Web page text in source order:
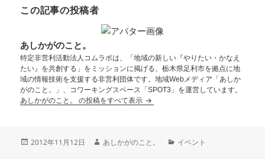
この記事の投稿者
あしかがのこと。
特定非営利活動法人コムラボは、「地域の新しい『やりたい・かなえ
たい』を共創する」をミッションに掲げる、栃木県足利市を拠点に地
域の情報技術を支援する非営利団体です。地域Webメディア「あしか
がのこと。」、コワーキングスペース「SPOT3」を運営しています。
あしかがのこと。 の投稿をすべて表示
2012年11月12日 あしかがのこと。 イベント